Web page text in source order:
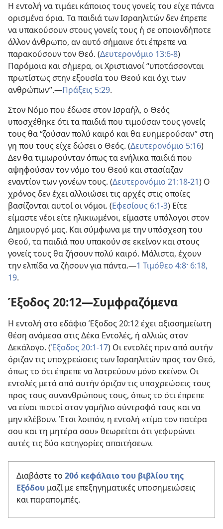
Η εντολή να τιμάει κάποιος τους γονείς του είχε πάντα
ορισμένα όρια. Τα παιδιά των Ισραηλιτών δεν έπρεπε
να υπακούσουν στους γονείς τους ή σε οποιονδήποτε
άλλον άνθρωπο, αν αυτό σήμαινε ότι έπρεπε να
παρακούσουν τον Θεό. (Δευτερονόμιο 13:6-8)
Παρόμοια και σήμερα, οι Χριστιανοί “υποτάσσονται
πρωτίστως στην εξουσία του Θεού και όχι των
ανθρώπων”.—Πράξεις 5:29.
Στον Νόμο που έδωσε στον Ισραήλ, ο Θεός
υποσχέθηκε ότι τα παιδιά που τιμούσαν τους γονείς
τους θα “ζούσαν πολύ καιρό και θα ευημερούσαν” στη
γη που τους είχε δώσει ο Θεός. (Δευτερονόμιο 5:16)
Δεν θα τιμωρούνταν όπως τα ενήλικα παιδιά που
αψηφούσαν τον νόμο του Θεού και στασίαζαν
εναντίον των γονέων τους. (Δευτερονόμιο 21:18-21) Ο
χρόνος δεν έχει αλλοιώσει τις αρχές στις οποίες
βασίζονται αυτοί οι νόμοι. (Εφεσίους 6:1-3) Είτε
είμαστε νέοι είτε ηλικιωμένοι, είμαστε υπόλογοι στον
Δημιουργό μας. Και σύμφωνα με την υπόσχεση του
Θεού, τα παιδιά που υπακούν σε εκείνον και στους
γονείς τους θα ζήσουν πολύ καιρό. Μάλιστα, έχουν
την ελπίδα να ζήσουν για πάντα.—1 Τιμόθεο 4:8· 6:18,
19.
Έξοδος 20:12—Συμφραζόμενα
Η εντολή στο εδάφιο Έξοδος 20:12 έχει αξιοσημείωτη
θέση ανάμεσα στις Δέκα Εντολές, ή αλλιώς στον
Δεκάλογο. (Έξοδος 20:1-17) Οι εντολές πριν από αυτήν
όριζαν τις υποχρεώσεις των Ισραηλιτών προς τον Θεό,
όπως το ότι έπρεπε να λατρεύουν μόνο εκείνον. Οι
εντολές μετά από αυτήν όριζαν τις υποχρεώσεις τους
προς τους συνανθρώπους τους, όπως το ότι έπρεπε
να είναι πιστοί στον γαμήλιο σύντροφό τους και να
μην κλέβουν. Έτσι λοιπόν, η εντολή «τίμα τον πατέρα
σου και τη μητέρα σου» θεωρείται ότι γεφυρώνει
αυτές τις δύο κατηγορίες απαιτήσεων.
Διαβάστε το 20ό κεφάλαιο του βιβλίου της
Εξόδου μαζί με επεξηγηματικές υποσημειώσεις
και παραπομπές.